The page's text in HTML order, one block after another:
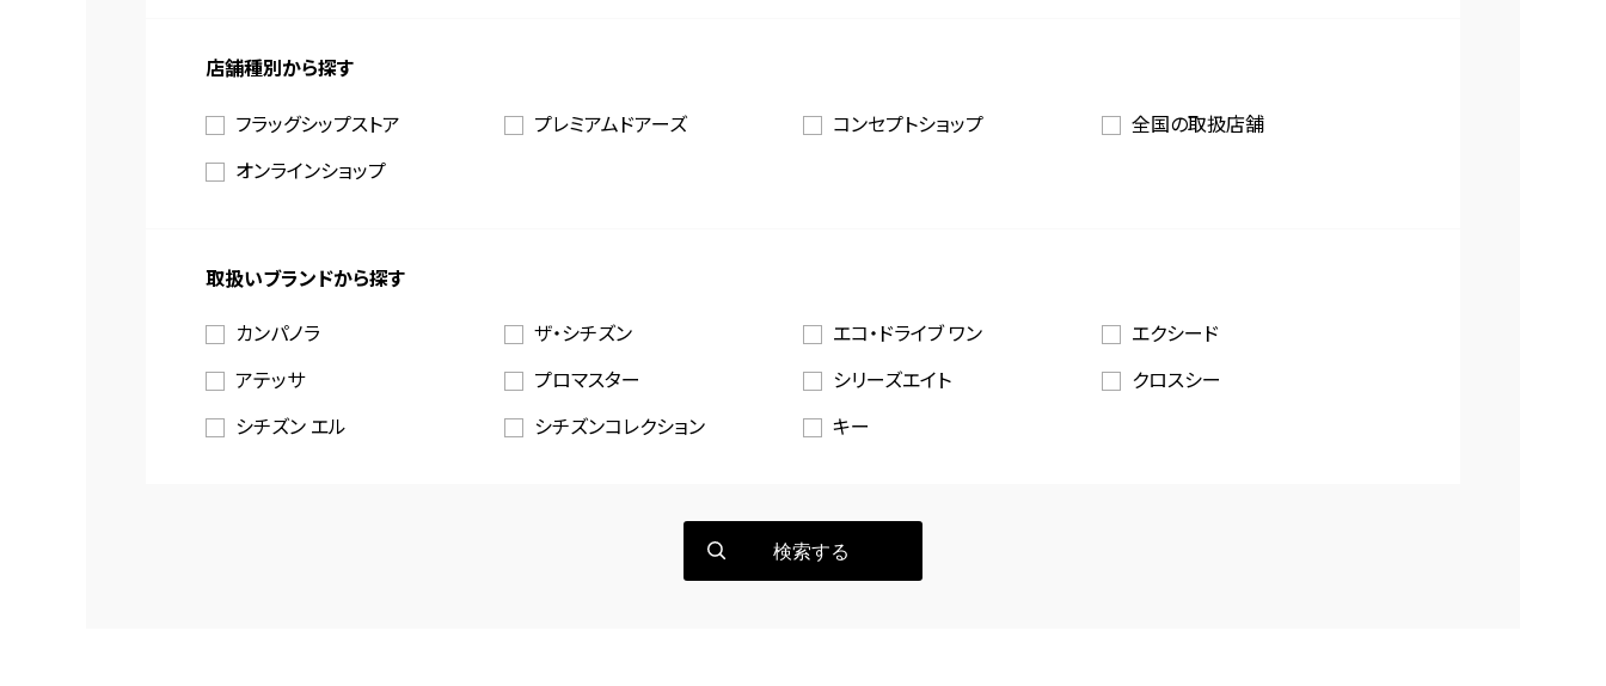
店舗種別から探す
フラッグシップストア プレミアムドアーズ コンセプトショップ
全国の取扱店舗
オンラインショップ
取扱いブランドから探す
カンパノラ ザ・シチズン エコ・ドライブ ワン
エクシード
アテッサ
プロマスター シリーズエイト
クロスシー
シチズン エル
シチズンコレクション キー
検索する